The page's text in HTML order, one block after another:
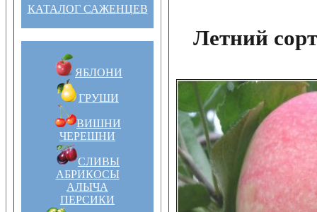
КАТАЛОГ САЖЕНЦЕВ
ЯБЛОНИ
ГРУШИ
ВИШНИ
ЧЕРЕШНИ
СЛИВЫ
АБРИКОСЫ
АЛЫЧА
ПЕРСИКИ
Летний